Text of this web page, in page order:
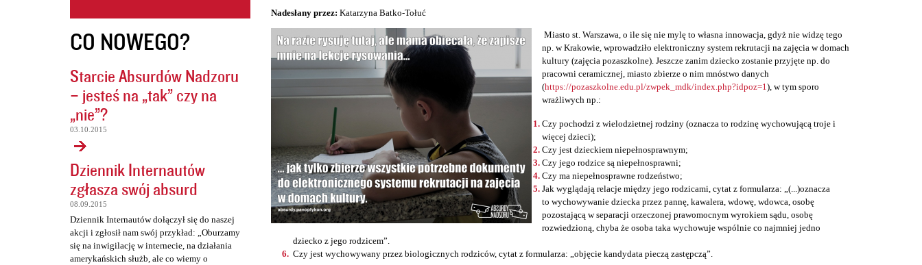
CO NOWEGO?
Starcie Absurdów Nadzoru
– jesteś na „tak” czy na
„nie”?
03.10.2015
Dziennik Internautów
zgłasza swój absurd
08.09.2015
Dziennik Internautów dołączył się do naszej
akcji i zgłosił nam swój przykład: „Oburzamy
się na inwigilację w internecie, na działania
amerykańskich służb, ale co wiemy o
Nadesłany przez: Katarzyna Batko-Tołuć
Miasto st. Warszawa, o ile się nie mylę to własna innowacja, gdyż nie widzę tego
np. w Krakowie, wprowadziło elektroniczny system rekrutacji na zajęcia w domach
kultury (zajęcia pozaszkolne). Jeszcze zanim dziecko zostanie przyjęte np. do
pracowni ceramicznej, miasto zbierze o nim mnóstwo danych
(https://pozaszkolne.edu.pl/zwpek_mdk/index.php?idpoz=1), w tym sporo
wrażliwych np.:
Czy pochodzi z wielodzietnej rodziny (oznacza to rodzinę wychowującą troje i
więcej dzieci);
Czy jest dzieckiem niepełnosprawnym;
Czy jego rodzice są niepełnosprawni;
Czy ma niepełnosprawne rodzeństwo;
Jak wyglądają relacje między jego rodzicami, cytat z formularza: „(...)oznacza
to wychowywanie dziecka przez pannę, kawalera, wdowę, wdowca, osobę
pozostającą w separacji orzeczonej prawomocnym wyrokiem sądu, osobę
rozwiedzioną, chyba że osoba taka wychowuje wspólnie co najmniej jedno
dziecko z jego rodzicem”.
Czy jest wychowywany przez biologicznych rodziców, cytat z formularza: „objęcie kandydata pieczą zastępczą”.